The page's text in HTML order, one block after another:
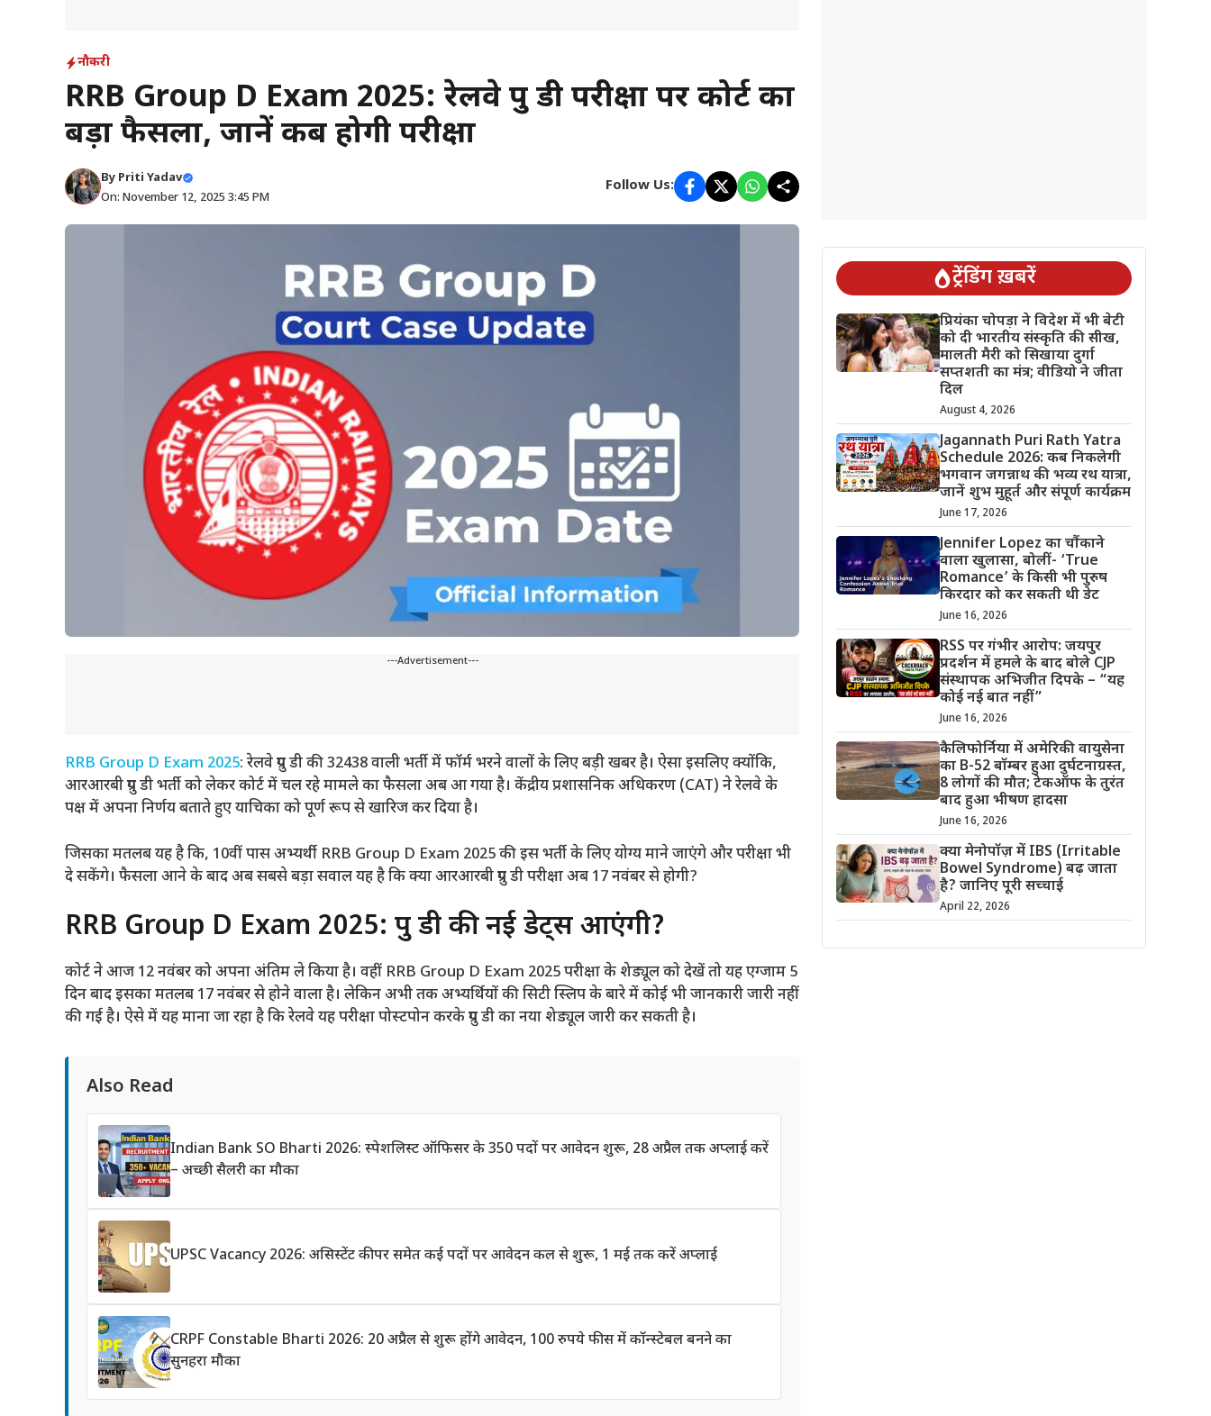
नौकरी
RRB Group D Exam 2025: रेलवे ग्रुप डी परीक्षा पर कोर्ट का
बड़ा फैसला, जानें कब होगी परीक्षा
By Priti Yadav
On: November 12, 2025 3:45 PM
Follow Us:
---Advertisement---
RRB Group D Exam 2025: रेलवे ग्रुप डी की 32438 वाली भर्ती में फॉर्म भरने वालों के लिए बड़ी खबर है। ऐसा इसलिए क्योंकि,
आरआरबी ग्रुप डी भर्ती को लेकर कोर्ट में चल रहे मामले का फैसला अब आ गया है। केंद्रीय प्रशासनिक अधिकरण (CAT) ने रेलवे के
पक्ष में अपना निर्णय बताते हुए याचिका को पूर्ण रूप से खारिज कर दिया है।
जिसका मतलब यह है कि, 10वीं पास अभ्यर्थी RRB Group D Exam 2025 की इस भर्ती के लिए योग्य माने जाएंगे और परीक्षा भी
दे सकेंगे। फैसला आने के बाद अब सबसे बड़ा सवाल यह है कि क्या आरआरबी ग्रुप डी परीक्षा अब 17 नवंबर से होगी?
RRB Group D Exam 2025: ग्रुप डी की नई डेट्स आएंगी?
कोर्ट ने आज 12 नवंबर को अपना अंतिम ले किया है। वहीं RRB Group D Exam 2025 परीक्षा के शेड्यूल को देखें तो यह एग्जाम 5
दिन बाद इसका मतलब 17 नवंबर से होने वाला है। लेकिन अभी तक अभ्यर्थियों की सिटी स्लिप के बारे में कोई भी जानकारी जारी नहीं
की गई है। ऐसे में यह माना जा रहा है कि रेलवे यह परीक्षा पोस्टपोन करके ग्रुप डी का नया शेड्यूल जारी कर सकती है।
Also Read
Indian Bank SO Bharti 2026: स्पेशलिस्ट ऑफिसर के 350 पदों पर आवेदन शुरू, 28 अप्रैल तक अप्लाई करें
– अच्छी सैलरी का मौका
UPSC Vacancy 2026: असिस्टेंट कीपर समेत कई पदों पर आवेदन कल से शुरू, 1 मई तक करें अप्लाई
CRPF Constable Bharti 2026: 20 अप्रैल से शुरू होंगे आवेदन, 100 रुपये फीस में कॉन्स्टेबल बनने का
सुनहरा मौका
ट्रेंडिंग ख़बरें
प्रियंका चोपड़ा ने विदेश में भी बेटी
को दी भारतीय संस्कृति की सीख,
मालती मैरी को सिखाया दुर्गा
सप्तशती का मंत्र; वीडियो ने जीता
दिल
August 4, 2026
Jagannath Puri Rath Yatra
Schedule 2026: कब निकलेगी
भगवान जगन्नाथ की भव्य रथ यात्रा,
जानें शुभ मुहूर्त और संपूर्ण कार्यक्रम
June 17, 2026
Jennifer Lopez का चौंकाने
वाला खुलासा, बोलीं- ‘True
Romance’ के किसी भी पुरुष
किरदार को कर सकती थी डेट
June 16, 2026
RSS पर गंभीर आरोप: जयपुर
प्रदर्शन में हमले के बाद बोले CJP
संस्थापक अभिजीत दिपके – “यह
कोई नई बात नहीं”
June 16, 2026
कैलिफोर्निया में अमेरिकी वायुसेना
का B-52 बॉम्बर हुआ दुर्घटनाग्रस्त,
8 लोगों की मौत; टेकऑफ के तुरंत
बाद हुआ भीषण हादसा
June 16, 2026
क्या मेनोपॉज़ में IBS (Irritable
Bowel Syndrome) बढ़ जाता
है? जानिए पूरी सच्चाई
April 22, 2026